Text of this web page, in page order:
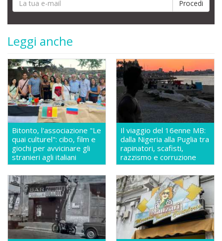
Leggi anche
Bitonto, l'associazione "Le
quai culturel": cibo, film e
giochi per avvicinare gli
stranieri agli italiani
Il viaggio del 16enne MB:
dalla Nigeria alla Puglia tra
rapinatori, scafisti,
razzismo e corruzione